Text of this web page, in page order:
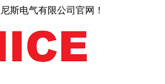
斯电气有限公司官网！